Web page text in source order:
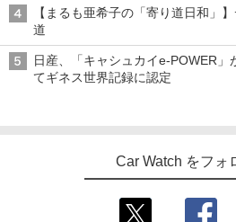
【まるも亜希子の「寄り道日和」
道
日産、「キャシュカイe-POWER
てギネス世界記録に認定
Car Watch をフォ